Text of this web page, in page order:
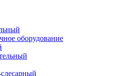
оборудование